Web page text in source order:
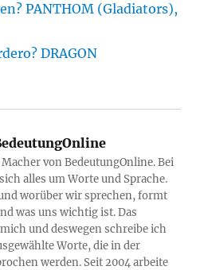
PANTHOM (Gladiators),
DRAGON
von BedeutungOnline. Bei
alles um Worte und Sprache.
worüber wir sprechen, formt
was uns wichtig ist. Das
und deswegen schreibe ich
Worte, die in der
werden. Seit 2004 arbeite